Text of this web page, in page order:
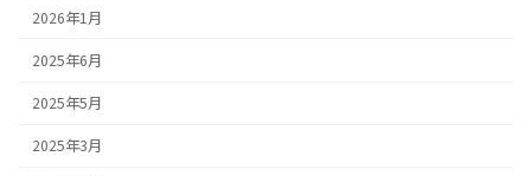
2026年1月
2025年6月
2025年5月
2025年3月